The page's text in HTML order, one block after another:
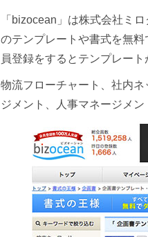
「bizocean」は株式会社ミ
のテンプレートや書式を無
員登録をするとテンプレート
物流フローチャート、社内
ジメント、人事マネージメ